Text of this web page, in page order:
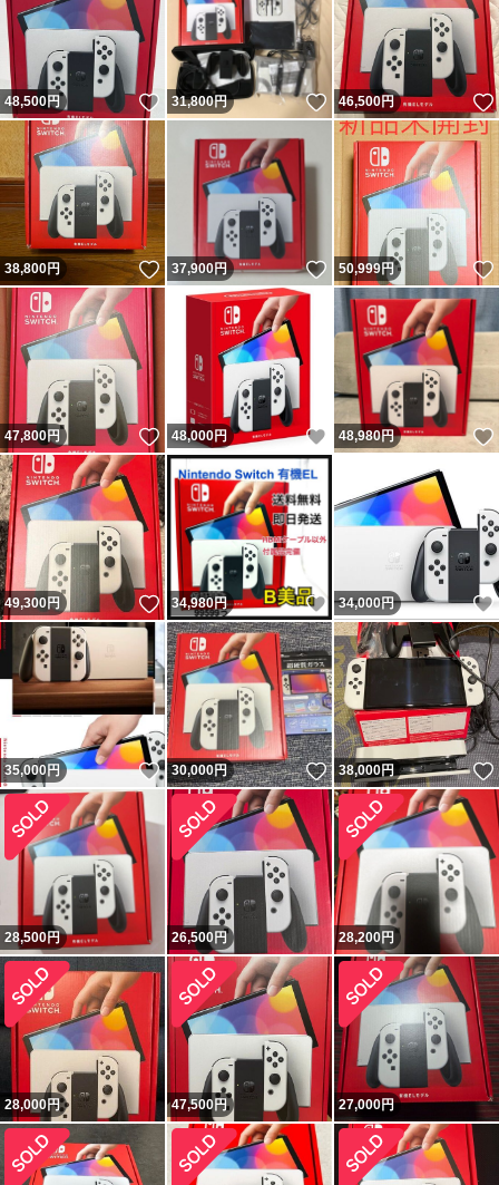
48,500円 いいね！
31,800円 いいね！
46,500円
38,800円 いいね！
37,900円 いいね！
50,999円
47,800円 いいね！
48,000円 いいね！
48,980円
49,300円 いいね！
34,980円 いいね！
34,000円
35,000円 いいね！
30,000円 いいね！
38,000円
28,500円 26,500円 28,200円
28,000円 47,500円 27,000円